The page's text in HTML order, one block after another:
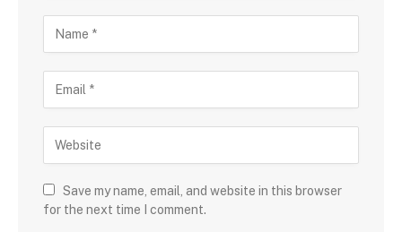
Save my name, email, and website in this browser
for the next time I comment.